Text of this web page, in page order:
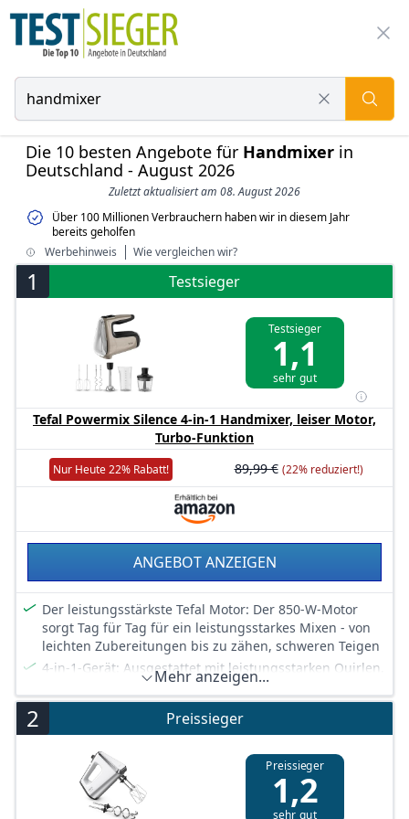
Die 10 besten Angebote für Handmixer in
Deutschland - August 2026
Zuletzt aktualisiert am 08. August 2026
Über 100 Millionen Verbrauchern haben wir in diesem Jahr
bereits geholfen
Werbehinweis
Wie vergleichen wir?
1 Testsieger
Testsieger
1,1
sehr gut
Tefal Powermix Silence 4-in-1 Handmixer, leiser Motor,
Turbo-Funktion
Nur Heute 22% Rabatt! 89,99 € (22% reduziert!)
ANGEBOT ANZEIGEN
Der leistungsstärkste Tefal Motor: Der 850-W-Motor
sorgt Tag für Tag für ein leistungsstarkes Mixen - von
leichten Zubereitungen bis zu zähen, schweren Teigen
4-in-1-Gerät: Ausgestattet mit leistungsstarken Quirlen,
robusten Knethaken, einem starken Stabmixer und
einem präzisen Zerkleinerer - für eine vielseitige
modernste Silent-Technologie - für einen
leistungsstarken Motor, der jederzeit ultra-leises Mixen
verspricht
Mehr anzeigen...
2 Preissieger
Preissieger
1,2
sehr gut